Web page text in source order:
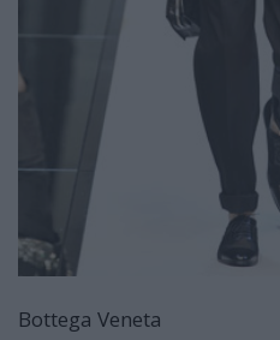
Bottega Veneta